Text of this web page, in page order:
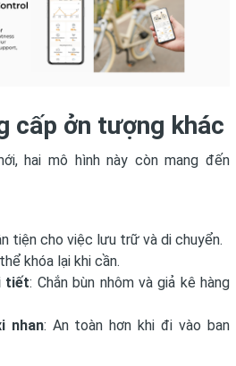
cấp ởn tượng khác
hai mô hình này còn mang đến
tiện cho việc lưu trữ và di chuyển.
khóa lại khi cần.
tiết: Chắn bùn nhôm và giả kê hàng
nhan: An toàn hơn khi đi vào ban